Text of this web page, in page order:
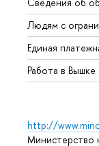
Людям с
Единая
Работа в Вышке
http://
Министерство